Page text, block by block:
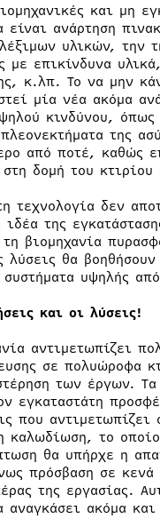
και μη
είναι ανάρτηση
υλικών, την
με επικίνδυνα
κ.λπ. Το να μην
μία νέα ακόμα
κινδύνου, όπως
της
από ποτέ, καθώς
δομή του
τεχνολογία δεν
της
βιομηχανία
λύσεις θα
υψηλής
και οι λύσεις!
αντιμετωπίζει
σε πολυώροφα
των έργων.
εγκαταστάτη
που
καλωδίωση, το
θα υπήρχε η
πρόσβαση σε
της εργασίας.
αναγκάσει ακόμα